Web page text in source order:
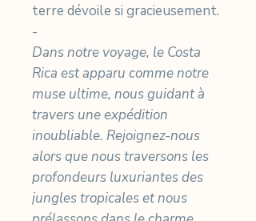
terre dévoile si gracieusement.
-
Dans notre voyage, le Costa
Rica est apparu comme notre
muse ultime, nous guidant à
travers une expédition
inoubliable. Rejoignez-nous
alors que nous traversons les
profondeurs luxuriantes des
jungles tropicales et nous